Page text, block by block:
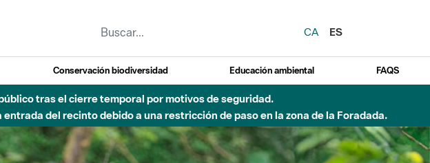
CA
ES
Conservación biodiversidad Educación ambiental FAQS
tras el cierre temporal por motivos de seguridad.
del recinto debido a una restricción de paso en la zona de la Foradada.